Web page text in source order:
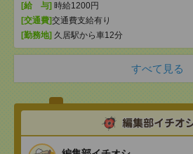
[給 与] 時給1200円
[交通費]交通費支給有り
[勤務地] 久居駅から車12分
すべて見る